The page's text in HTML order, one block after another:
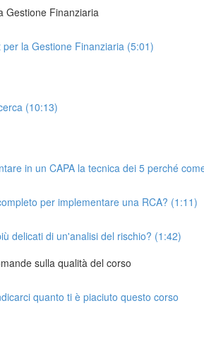
Gestione Finanziaria
la Gestione Finanziaria (5:01)
(10:13)
in un CAPA la tecnica dei 5 perché
per implementare una RCA? (1:11)
delicati di un'analisi del rischio? (1:42)
sulla qualità del corso
quanto ti è piaciuto questo corso